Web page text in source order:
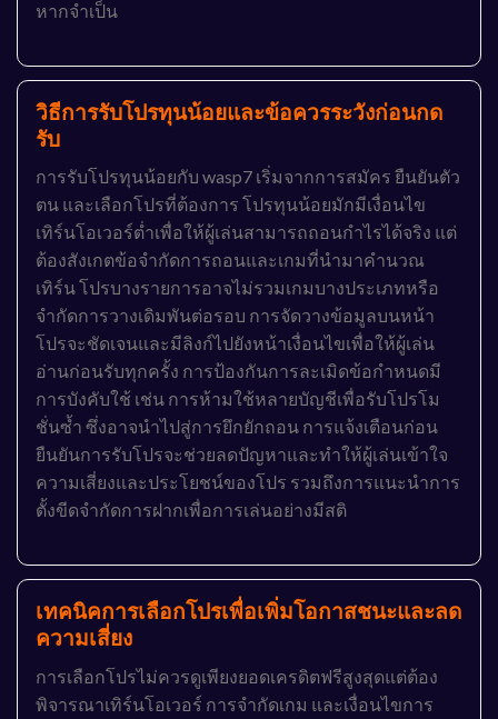
หากจำเป็น
วิธีการรับโปรทุนน้อยและข้อควรระวังก่อนกด
รับ
การรับโปรทุนน้อยกับ wasp7 เริ่มจากการสมัคร ยืนยันตัว
ตน และเลือกโปรที่ต้องการ โปรทุนน้อยมักมีเงื่อนไข
เทิร์นโอเวอร์ต่ำเพื่อให้ผู้เล่นสามารถถอนกำไรได้จริง แต่
ต้องสังเกตข้อจำกัดการถอนและเกมที่นำมาคำนวณ
เทิร์น โปรบางรายการอาจไม่รวมเกมบางประเภทหรือ
จำกัดการวางเดิมพันต่อรอบ การจัดวางข้อมูลบนหน้า
โปรจะชัดเจนและมีลิงก์ไปยังหน้าเงื่อนไขเพื่อให้ผู้เล่น
อ่านก่อนรับทุกครั้ง การป้องกันการละเมิดข้อกำหนดมี
การบังคับใช้ เช่น การห้ามใช้หลายบัญชีเพื่อรับโปรโม
ชั่นซ้ำ ซึ่งอาจนำไปสู่การยึกยักถอน การแจ้งเตือนก่อน
ยืนยันการรับโปรจะช่วยลดปัญหาและทำให้ผู้เล่นเข้าใจ
ความเสี่ยงและประโยชน์ของโปร รวมถึงการแนะนำการ
ตั้งขีดจำกัดการฝากเพื่อการเล่นอย่างมีสติ
เทคนิคการเลือกโปรเพื่อเพิ่มโอกาสชนะและลด
ความเสี่ยง
การเลือกโปรไม่ควรดูเพียงยอดเครดิตฟรีสูงสุดแต่ต้อง
พิจารณาเทิร์นโอเวอร์ การจำกัดเกม และเงื่อนไขการ